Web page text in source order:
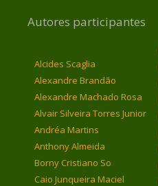
Autores participantes
Alcides Scaglia
Alexandre Brandão
Alexandre Machado Rosa
Alvair Silveira Torres Junior
Andréa Martins
Anthony Almeida
Borny Cristiano So
Caio Junqueira Maciel